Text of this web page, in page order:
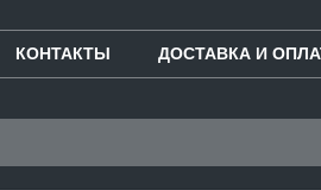
КОНТАКТЫ ДОСТАВКА И